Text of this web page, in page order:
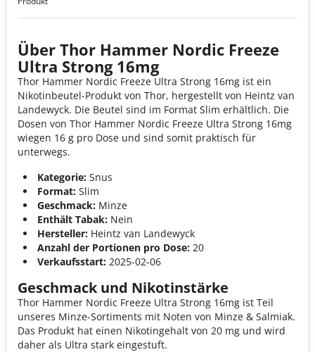
Über Thor Hammer Nordic Freeze
Ultra Strong 16mg
Thor Hammer Nordic Freeze Ultra Strong 16mg ist ein
Nikotinbeutel-Produkt von Thor, hergestellt von Heintz van
Landewyck. Die Beutel sind im Format Slim erhältlich. Die
Dosen von Thor Hammer Nordic Freeze Ultra Strong 16mg
wiegen 16 g pro Dose und sind somit praktisch für
unterwegs.
Kategorie: Snus
Format: Slim
Geschmack: Minze
Enthält Tabak: Nein
Hersteller: Heintz van Landewyck
Anzahl der Portionen pro Dose: 20
Verkaufsstart: 2025-02-06
Geschmack und Nikotinstärke
Thor Hammer Nordic Freeze Ultra Strong 16mg ist Teil
unseres Minze-Sortiments mit Noten von Minze & Salmiak.
Das Produkt hat einen Nikotingehalt von 20 mg und wird
daher als Ultra stark eingestuft.